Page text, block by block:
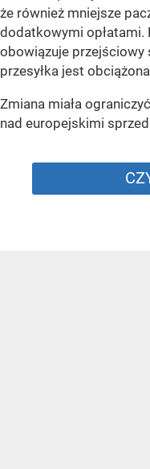
że również mniejsze
dodatkowymi opłatami.
obowiązuje przejściowy
przesyłka jest
Zmiana miała
nad europejskimi